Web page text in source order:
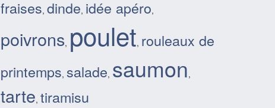
fraises, dinde, idée apéro,
poivrons, poulet, rouleaux de
printemps, salade, saumon,
tarte, tiramisu